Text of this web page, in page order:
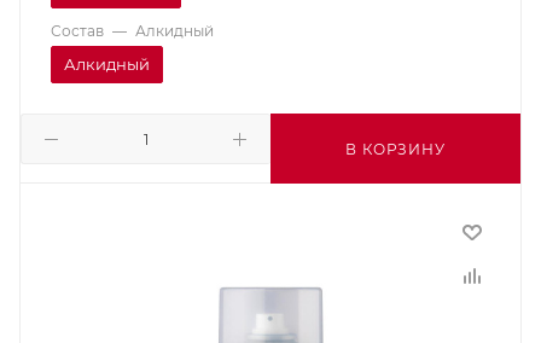
В КОРЗИНУ
Состав — Алкидный
Алкидный